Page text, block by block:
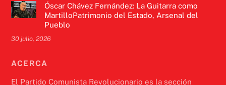
Óscar Chávez Fernández: La Guitarra como
MartilloPatrimonio del Estado, Arsenal del
Pueblo
30 julio, 2026
ACERCA
El Partido Comunista Revolucionario es la sección